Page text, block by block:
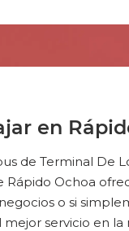
en
de Terminal De
Ochoa
o si
servicio en la